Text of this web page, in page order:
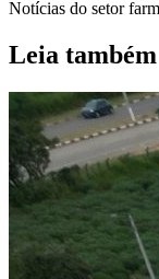
Notícias do setor
Leia também